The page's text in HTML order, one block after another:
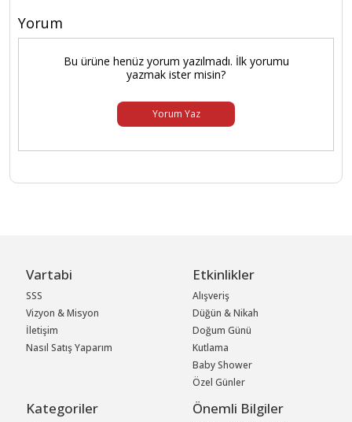
Yorum
Bu ürüne henüz yorum yazılmadı. İlk yorumu
yazmak ister misin?
Yorum Yaz
Vartabi
SSS
Vizyon & Misyon
İletişim
Nasıl Satış Yaparım
Etkinlikler
Alışveriş
Düğün & Nikah
Doğum Günü
Kutlama
Baby Shower
Özel Günler
Kategoriler Önemli Bilgiler